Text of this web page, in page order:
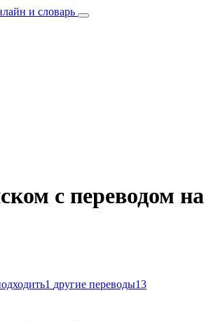
и словарь
с переводом
1 другие переводы13